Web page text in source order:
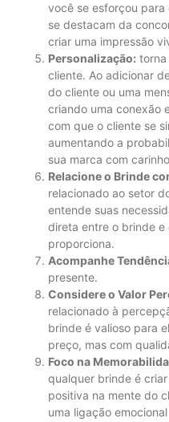
você se esforçou
se destacam da
criar uma impressão
Personalização:
cliente. Ao adicionar
do cliente ou uma
criando uma conexão
com que o cliente se
aumentando a
sua marca com
Relacione o Brinde
relacionado ao setor
entende suas
direta entre o brinde e
proporciona.
Acompanhe
presente.
Considere o Valor
relacionado à
brinde é valioso para
preço, mas com
Foco na
qualquer brinde é
positiva na mente do
uma ligação